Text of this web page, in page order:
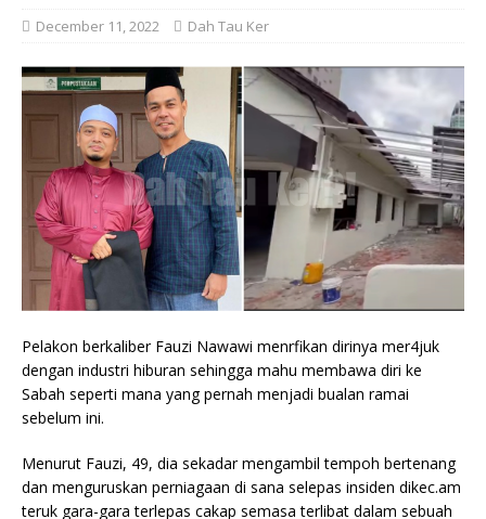
December 11, 2022 Dah Tau Ker
Pelakon berkaliber Fauzi Nawawi menrfikan dirinya mer4juk
dengan industri hiburan sehingga mahu membawa diri ke
Sabah seperti mana yang pernah menjadi bualan ramai
sebelum ini.
Menurut Fauzi, 49, dia sekadar mengambil tempoh bertenang
dan menguruskan perniagaan di sana selepas insiden dikec.am
teruk gara-gara terlepas cakap semasa terlibat dalam sebuah